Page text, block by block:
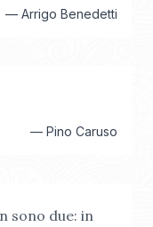
— Arrigo Benedetti
— Pino Caruso
sono due: in